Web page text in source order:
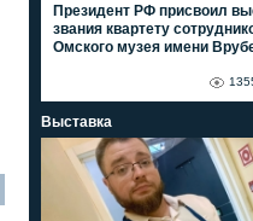
Президент РФ присвоил
звания квартету
Омского музея имени
Выставка